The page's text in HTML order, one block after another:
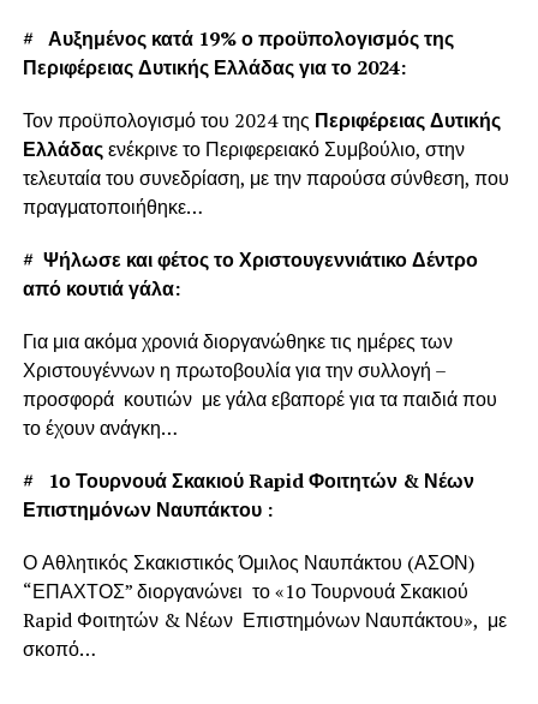
# Αυξημένος κατά 19% ο προϋπολογισμός της
Περιφέρειας Δυτικής Ελλάδας για το 2024:
Τον προϋπολογισμό του 2024 της Περιφέρειας Δυτικής
Ελλάδαςενέκρινε το Περιφερειακό Συμβούλιο, στην
τελευταία του συνεδρίαση, με την παρούσα σύνθεση, που
πραγματοποιήθηκε…
# Ψήλωσε και φέτος το Χριστουγεννιάτικο Δέντρο
από κουτιά γάλα:
Για μια ακόμα χρονιά διοργανώθηκε τις ημέρες των
Χριστουγέννων η πρωτοβουλία για την συλλογή –
προσφορά κουτιών με γάλα εβαπορέ για τα παιδιά που
το έχουν ανάγκη…
#
1ο Τουρνουά Σκακιού Rapid Φοιτητών & Νέων
Επιστημόνων Ναυπάκτου :
Ο Αθλητικός Σκακιστικός Όμιλος Ναυπάκτου (ΑΣΟΝ)
“ΕΠΑΧΤΟΣ” διοργανώνει το «1ο Τουρνουά Σκακιού
Rapid Φοιτητών & Νέων Επιστημόνων Ναυπάκτου», με
σκοπό…